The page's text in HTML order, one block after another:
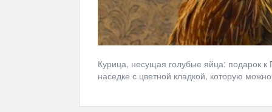
Курица, несущая голубые яйца: подарок
наседке с цветной кладкой, которую